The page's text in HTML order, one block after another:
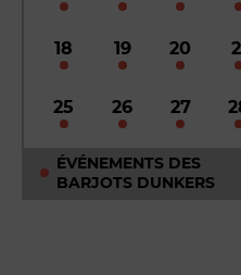
18 19 20
25 26 27
ÉVÉNEMENTS DES
BARJOTS DUNKERS